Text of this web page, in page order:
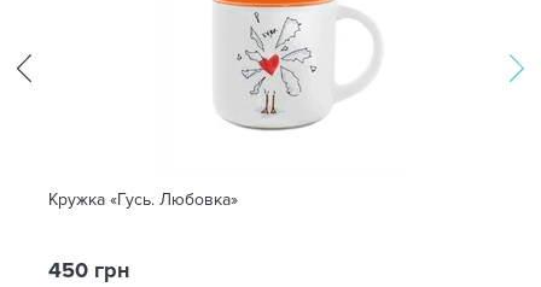
Кружка «Гусь. Любовка»
450 грн